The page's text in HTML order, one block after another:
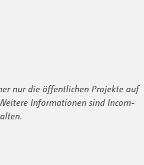
nur die öffentlichen Projekte auf
Informationen sind Incom-